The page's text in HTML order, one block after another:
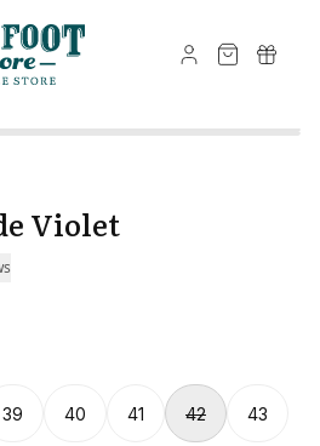
Violet
39 40 41 42 43